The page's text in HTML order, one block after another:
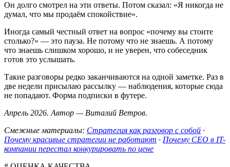
Он долго смотрел на эти ответы. Потом сказал: «Я никогда не
думал, что мы продаём спокойствие».
Иногда самый честный ответ на вопрос «почему вы стоите
столько?» — это пауза. Не потому что не знаешь. А потому
что знаешь слишком хорошо, и не уверен, что собеседник
готов это услышать.
Такие разговоры редко заканчиваются на одной заметке. Раз в
две недели присылаю рассылку — наблюдения, которые сюда
не попадают. Форма подписки в футере.
Апрель 2026. Автор — Виталий Ветров.
Смежные материалы: Стратегия как разговор с собой ·
Почему красивые стратегии не работают · Почему CEO в IT-
компании перестал конкурировать по цене